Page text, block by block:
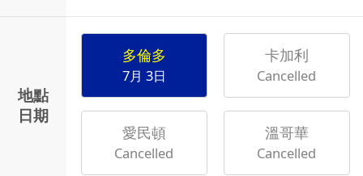
地點
日期
多倫多
7月 3日
卡加利
Cancelled
愛民頓
Cancelled
溫哥華
Cancelled